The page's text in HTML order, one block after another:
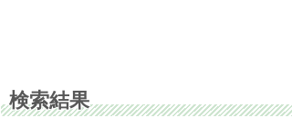
検索結果